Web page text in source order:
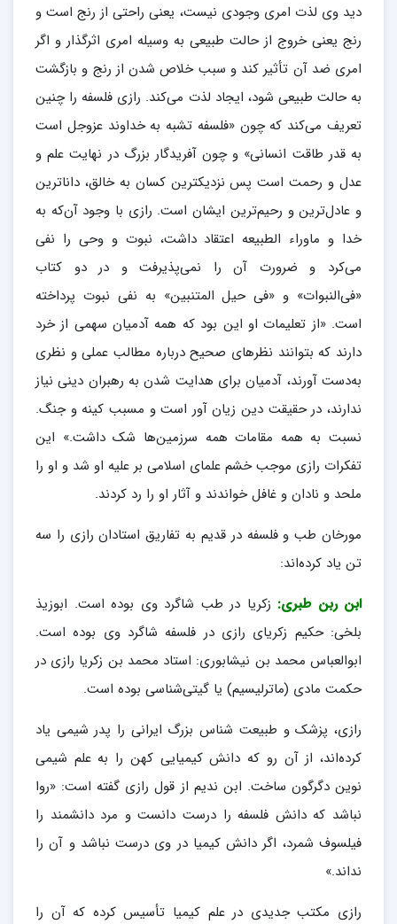
دید وی لذت امری وجودی نیست، یعنی راحتی از رنج است و
رنج یعنی خروج از حالت طبیعی به‌ وسیله امری اثرگذار و اگر
امری ضد آن تأثیر کند و سبب خلاص شدن از رنج و بازگشت
به حالت طبیعی شود، ایجاد لذت می‌کند. رازی فلسفه را چنین‌
تعریف می‌کند که چون «فلسفه تشبه به خداوند عزوجل است
به قدر طاقت انسانی» و چون آفریدگار بزرگ در نهایت علم و
عدل و رحمت است پس نزدیکترین کسان به خالق، داناترین
و عادل‌ترین و رحیم‌ترین ایشان است. رازی با وجود آن‌که به
خدا و ماوراء الطبیعه اعتقاد داشت، نبوت و وحی را نفی
می‌کرد و ضرورت آن را نمی‌پذیرفت و در دو کتاب
«فی‌النبوات‌» و «فی حیل المتنبین» به نفی نبوت پرداخته
‌است. «از تعلیمات او این بود که همه آدمیان سهمی از خرد
دارند که بتوانند نظرهای صحیح درباره مطالب عملی و نظری
به‌دست آورند، آدمیان برای هدایت شدن به رهبران دینی نیاز
ندارند، در حقیقت دین زیان ‌آور است و مسبب کینه و جنگ.
نسبت به همه مقامات همه سرزمین‌ها شک داشت.» این
تفکرات رازی موجب خشم علمای اسلامی بر علیه او شد و او را
ملحد و نادان و غافل خواندند و آثار او را رد کردند.
مورخان طب و فلسفه در قدیم به تفاریق استادان رازی را سه
تن یاد کرده‌اند:
ابن ربن طبری: زکریا در طب شاگرد وی بوده است. ابوزیذ
بلخی: حکیم زکریای رازی در فلسفه شاگرد وی بوده است.
ابوالعباس محمد بن نیشابوری: استاد محمد بن زکریا رازی در
حکمت مادی (ماترلیسیم) یا گیتی‌شناسی بوده است.
رازی، پزشک و طبیعت شناس بزرگ ایرانی را پدر شیمی یاد
کرده‌اند، از آن رو که دانش کیمیایی کهن را به علم شیمی
نوین دگرگون ساخت. ابن ندیم از قول رازی گفته است: «روا
نباشد که دانش فلسفه را درست دانست و مرد دانشمند را
فیلسوف شمرد، اگر دانش کیمیا در وی درست نباشد و آن را
نداند.»
رازی مکتب جدیدی در علم کیمیا تأسیس کرده که آن را